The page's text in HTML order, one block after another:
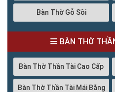
Bàn Thờ Gỗ Sồi
BÀN THỜ
Bàn Thờ Thần Tài Cao Cấp
Bàn Thờ Thần Tài Mái Bằng